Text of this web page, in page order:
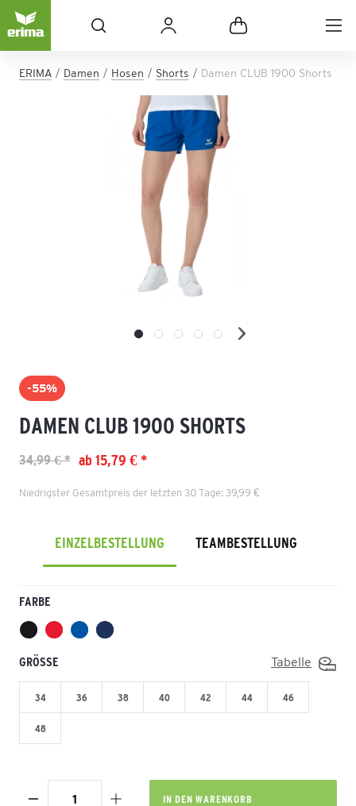
ERIMA Damen Hosen Shorts Damen CLUB 1900 Shorts
-55%
DAMEN CLUB 1900 SHORTS
ab 15,79 € *
34,99 € *
Niedrigster Gesamtpreis der letzten 30 Tage: 39,99 €
EINZELBESTELLUNG TEAMBESTELLUNG
FARBE
GRÖSSE Tabelle
34 36 38 40 42 44 46
48
IN DEN WARENKORB